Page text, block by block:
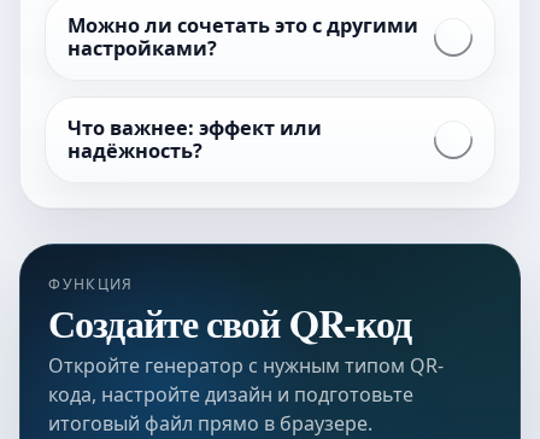
Можно ли сочетать это с другими
настройками?
Что важнее: эффект или
надёжность?
ФУНКЦИЯ
Создайте свой QR-код
Откройте генератор с нужным типом QR-
кода, настройте дизайн и подготовьте
итоговый файл прямо в браузере.